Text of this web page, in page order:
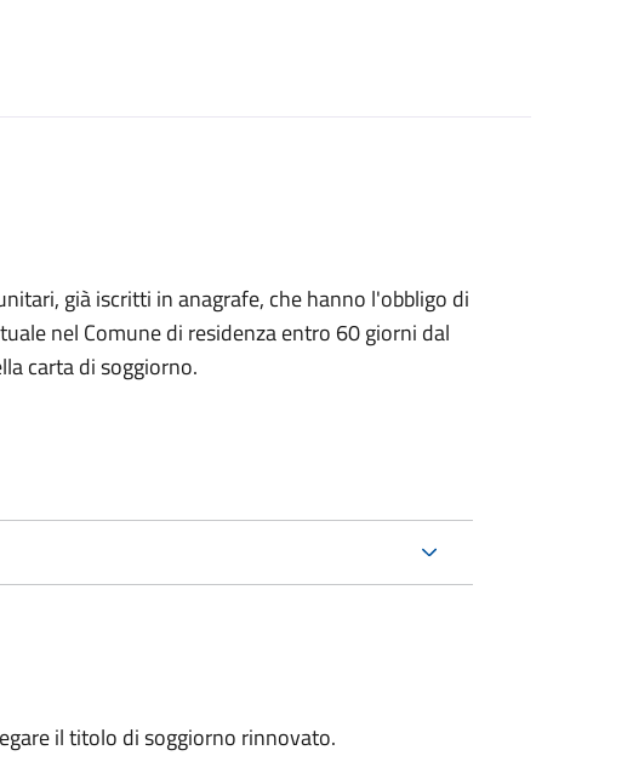
già iscritti in anagrafe, che hanno l'obbligo di
nel Comune di residenza entro 60 giorni dal
carta di soggiorno.
il titolo di soggiorno rinnovato.